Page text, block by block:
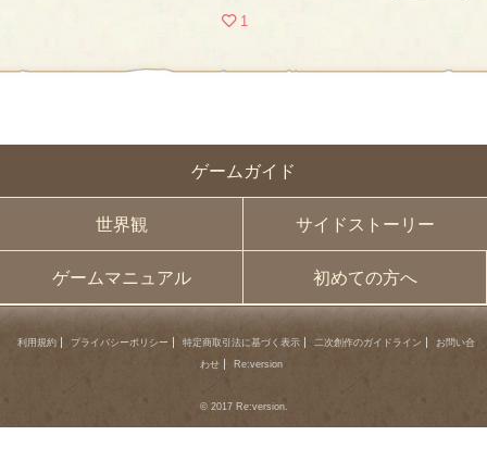
ゲームガイド
世界観 サイドストーリー
ゲームマニュアル 初めての方へ
1
利用規約 プライバシーポリシー 特定商取引法に基づく表示 二次創作のガイドライン
お問い合
わせ
Re:version
© 2017 Re:version.